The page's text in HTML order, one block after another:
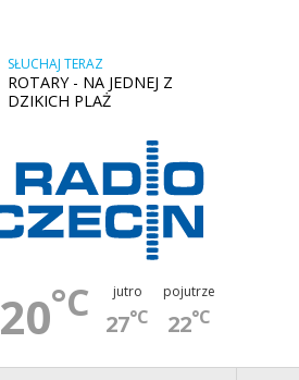
SŁUCHAJ TERAZ
ROTARY - NA JEDNEJ Z
DZIKICH PLAŻ
20°C jutro
27°C
pojutrze
22°C